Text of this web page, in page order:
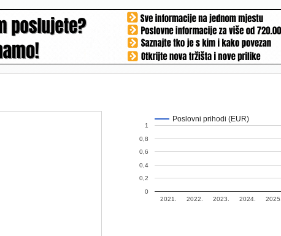
Poslovni prihodi (EUR)
2021. 2022. 2023. 2024. 2025.
0
0,2
0,4
0,6
0,8
1